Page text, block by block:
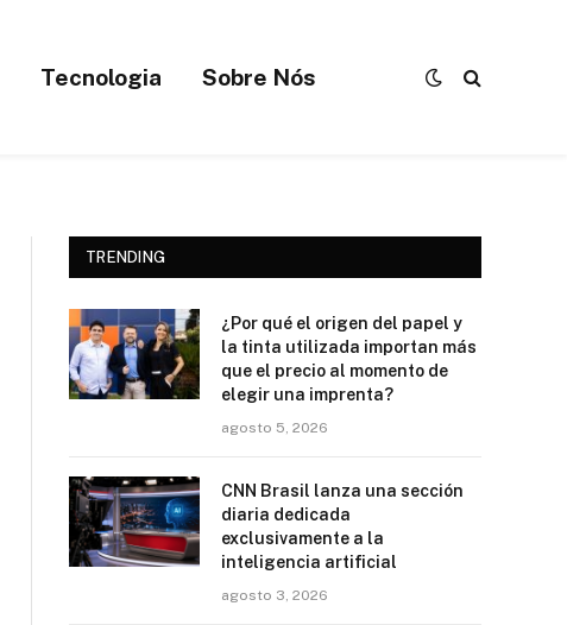
Tecnologia Sobre Nós
TRENDING
¿Por qué el origen del papel y
la tinta utilizada importan más
que el precio al momento de
elegir una imprenta?
agosto 5, 2026
CNN Brasil lanza una sección
diaria dedicada
exclusivamente a la
inteligencia artificial
agosto 3, 2026